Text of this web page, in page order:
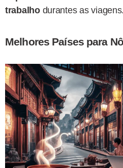
trabalhodurantes as viagens.
Melhores Países para